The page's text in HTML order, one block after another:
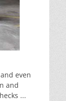
even
and
...